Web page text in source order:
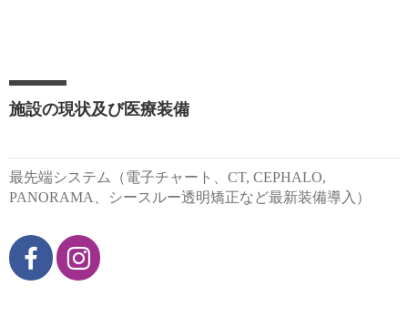
施設の現状及び医療装備
最先端システム（電子チャート、CT, CEPHALO,
PANORAMA、シースルー透明矯正など最新装備導入）